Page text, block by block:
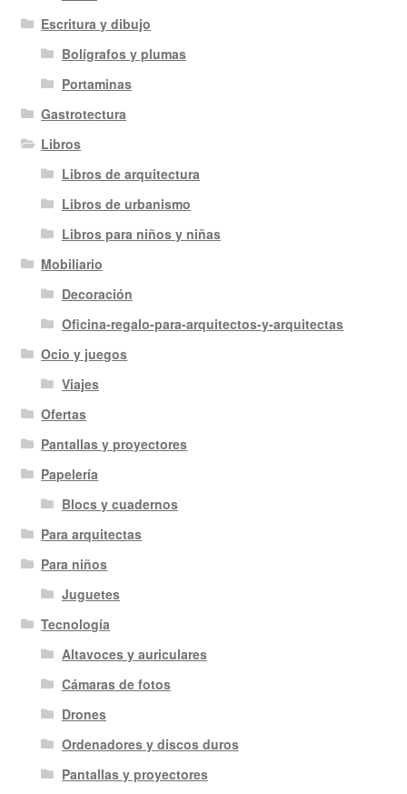
Escritura y dibujo
Bolígrafos y plumas
Portaminas
Gastrotectura
Libros
Libros de arquitectura
Libros de urbanismo
Libros para niños y niñas
Mobiliario
Decoración
Oficina-regalo-para-arquitectos-y-arquitectas
Ocio y juegos
Viajes
Ofertas
Pantallas y proyectores
Papelería
Blocs y cuadernos
Para arquitectas
Para niños
Juguetes
Tecnología
Altavoces y auriculares
Cámaras de fotos
Drones
Ordenadores y discos duros
Pantallas y proyectores